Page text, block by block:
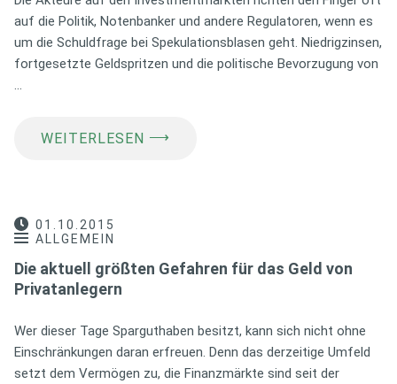
auf die Politik, Notenbanker und andere Regulatoren, wenn es
um die Schuldfrage bei Spekulationsblasen geht. Niedrigzinsen,
fortgesetzte Geldspritzen und die politische Bevorzugung von
…
WEITERLESEN ⟶
01.10.2015
ALLGEMEIN
Die aktuell größten Gefahren für das Geld von
Privatanlegern
Wer dieser Tage Sparguthaben besitzt, kann sich nicht ohne
Einschränkungen daran erfreuen. Denn das derzeitige Umfeld
setzt dem Vermögen zu, die Finanzmärkte sind seit der